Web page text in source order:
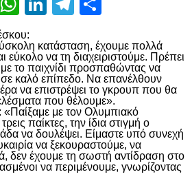
κατάσταση, έχουμε πολλά
εύκολο να τη διαχειριστούμε. Πρέπει
το παιχνίδι προσπαθώντας να
σε καλό επίπεδο. Να επανέλθουν
να επιστρέψει το γκρουπ που θα
που θέλουμε».
«Παίξαμε με τον Ολυμπιακό
παίκτες, την ίδια στιγμή ο
να δουλέψει. Είμαστε υπό συνεχή
να ξεκουραστούμε, να
δεν έχουμε τη σωστή αντίδραση στο
να περιμένουμε, γνωρίζοντας